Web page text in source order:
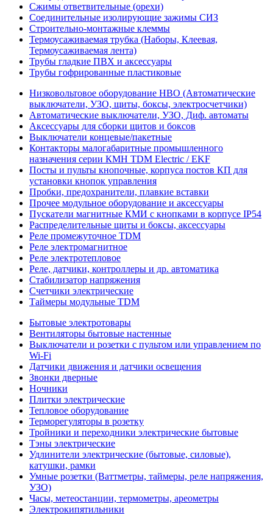
Сжимы ответвительные (орехи)
Соединительные изолирующие зажимы СИЗ
Строительно-монтажные клеммы
Термоусаживаемая трубка (Наборы, Клеевая,
Термоусаживаемая лента)
Трубы гладкие ПВХ и аксессуары
Трубы гофрированные пластиковые
Низковольтовое оборудование НВО (Автоматические
выключатели, УЗО, щиты, боксы, электросчетчики)
Автоматические выключатели, УЗО, Диф. автоматы
Аксессуары для сборки щитов и боксов
Выключатели концевые/пакетные
Контакторы малогабаритные промышленного
назначения серии КМН TDM Electric / EKF
Посты и пульты кнопочные, корпуса постов КП для
установки кнопок управления
Пробки, предохранители, плавкие вставки
Прочее модульное оборудование и аксессуары
Пускатели магнитные КМИ с кнопками в корпусе IP54
Распределительные щиты и боксы, аксессуары
Реле промежуточное TDM
Реле электромагнитное
Реле электротепловое
Реле, датчики, контроллеры и др. автоматика
Стабилизатор напряжения
Счетчики электрические
Таймеры модульные TDM
Бытовые электротовары
Вентиляторы бытовые настенные
Выключатели и розетки с пультом или управлением по
Wi-Fi
Датчики движения и датчики освещения
Звонки дверные
Ночники
Плитки электрические
Тепловое оборудование
Терморегуляторы в розетку
Тройники и переходники электрические бытовые
Тэны электрические
Удлинители электрические (бытовые, силовые),
катушки, рамки
Умные розетки (Ваттметры, таймеры, реле напряжения,
УЗО)
Часы, метеостанции, термометры, ареометры
Электрокипятильники